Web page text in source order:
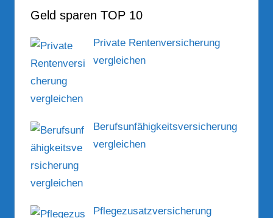
Geld sparen TOP 10
Private Rentenversicherung
vergleichen
Berufsunfähigkeitsversicherung
vergleichen
Pflegezusatzversicherung